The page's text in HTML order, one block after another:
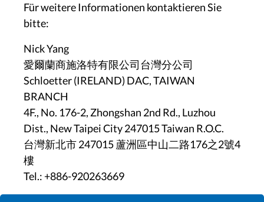
Für weitere Informationen kontaktieren Sie
bitte:
Nick Yang
愛爾蘭商施洛特有限公司台灣分公司
Schloetter (IRELAND) DAC, TAIWAN
BRANCH
4F., No. 176-2, Zhongshan 2nd Rd., Luzhou
Dist., New Taipei City 247015 Taiwan R.O.C.
台灣新北市 247015 蘆洲區中山二路176之2號4
樓
Tel.: +886-920263669